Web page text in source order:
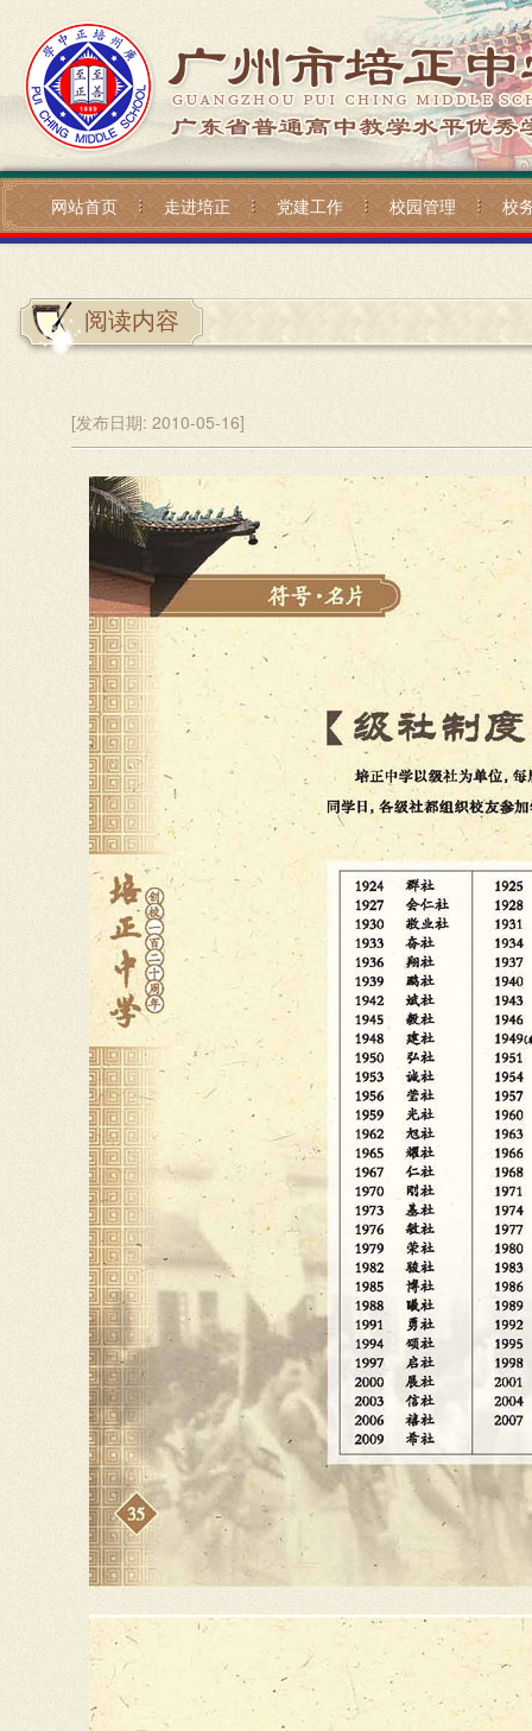
网站首页 走进培正 党建工作 校园管理 校
阅读内容
[发布日期: 2010-05-16]